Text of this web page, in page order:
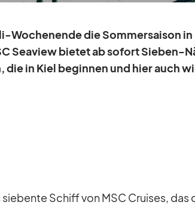
Wo­chen­ende die Som­mer­sai­son in
Sea­view bie­tet ab so­fort Sie­ben-
die in Kiel be­gin­nen und hier auch
Schiff von MSC Crui­ses, das